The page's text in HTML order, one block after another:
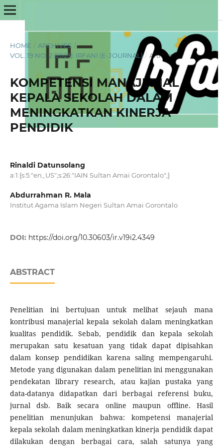
HOME ARCHIVES
VOL. 19 NO. 2 (2023): IRFANI (E-JOURNAL) / Articles
KOMPETENSI MANAJERIAL
KEPALA SEKOLAH DALAM
MENINGKATKAN KINERJA
PENDIDIK
Rinaldi Datunsolang
a:1:{s:5:"en_US";s:26:"IAIN Sultan Amai Gorontalo";}
Abdurrahman R. Mala
Institut Agama Islam Negeri Sultan Amai Gorontalo
DOI: https://doi.org/10.30603/ir.v19i2.4349
ABSTRACT
Penelitian ini bertujuan untuk melihat sejauh mana
kontribusi manajerial kepala sekolah dalam meningkatkan
kualitas pendidik. Sebab, pendidik dan kepala sekolah
merupakan satu kesatuan yang tidak dapat dipisahkan
dalam konsep pendidikan karena saling mempengaruhi.
Metode yang digunakan dalam penelitian ini menggunakan
pendekatan library research, atau kajian pustaka yang
data-datanya didapatkan dari berbagai referensi buku,
jurnal dsb. Baik secara online maupun offline. Hasil
penelitian menunjukan bahwa: kompetensi manajerial
kepala sekolah dalam meningkatkan kinerja pendidik dapat
dilakukan dengan berbagai cara, salah satunya yang